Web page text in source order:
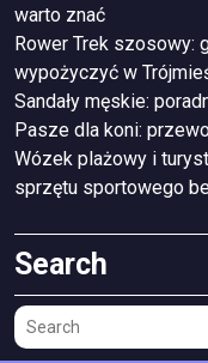
warto znać
Rower Trek szosowy:
wypożyczyć w
Sandały męskie:
Pasze dla koni:
Wózek plażowy i
sprzętu sportowego
Search